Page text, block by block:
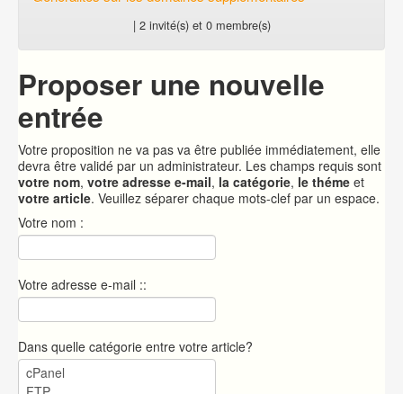
| 2 invité(s) et 0 membre(s)
Proposer une nouvelle
entrée
Votre proposition ne va pas va être publiée immédiatement, elle
devra être validé par un administrateur. Les champs requis sont
votre nom, votre adresse e-mail, la catégorie, le théme et
votre article. Veuillez séparer chaque mots-clef par un espace.
Votre nom :
Votre adresse e-mail ::
Dans quelle catégorie entre votre article?